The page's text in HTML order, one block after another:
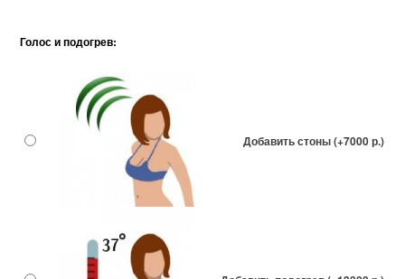
Голос и подогрев:
Добавить стоны (+7000 р.)